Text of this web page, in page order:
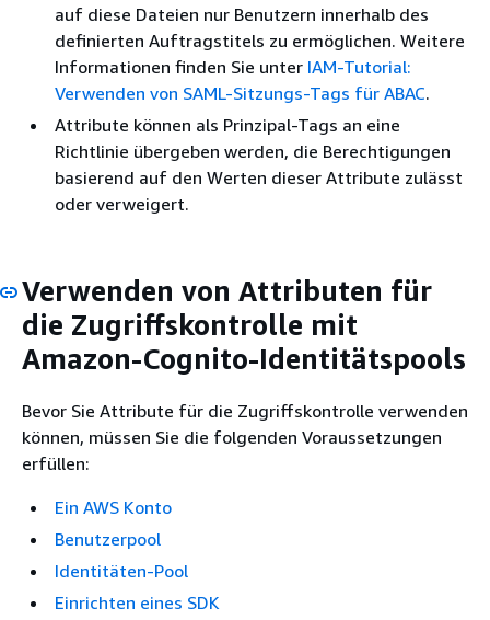
auf diese Dateien nur Benutzern innerhalb des
definierten Auftragstitels zu ermöglichen. Weitere
Informationen finden Sie unter IAM-Tutorial:
Verwenden von SAML-Sitzungs-Tags für ABAC.
Attribute können als Prinzipal-Tags an eine
Richtlinie übergeben werden, die Berechtigungen
basierend auf den Werten dieser Attribute zulässt
oder verweigert.
Verwenden von Attributen für
die Zugriffskontrolle mit
Amazon-Cognito-Identitätspools
Bevor Sie Attribute für die Zugriffskontrolle verwenden
können, müssen Sie die folgenden Voraussetzungen
erfüllen:
Ein AWS Konto
Benutzerpool
Identitäten-Pool
Einrichten eines SDK